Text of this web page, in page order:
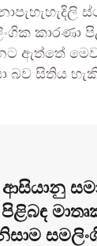
කාරණා
ඇත්තේ
බව සිතිය